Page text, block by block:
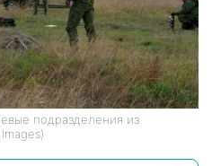
подразделения из